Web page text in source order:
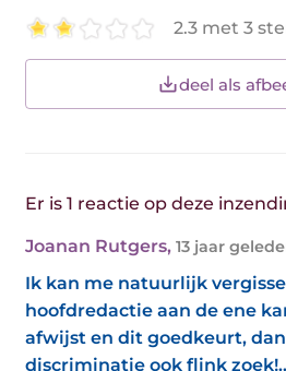
2.3 met 3
deel als
Er is 1 reactie op deze
Joanan Rutgers, 13 jaar
Ik kan me natuurlijk
hoofdredactie aan de ene
afwijst en dit goedkeurt,
discriminatie ook flink